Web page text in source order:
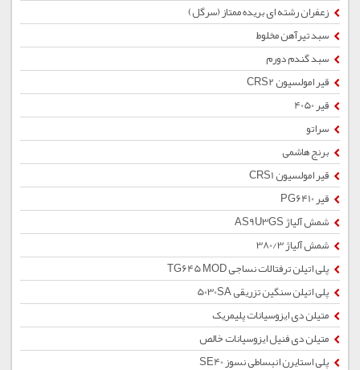
زعفران رشته ای بریده ممتاز (سرگل)
سبد تیرآهن مخلوط
سبد گندم دورم
قیر امولسیون CRS2
قیر 4050
سراتو
برنج هاشمی
قیر امولسیون CRS1
قیر PG6410
شمش آلیاژ AS9U3GS
شمش آلیاژ 380/3
پلی اتیلن ترفتالات نساجی TG645 MOD
پلی اتیلن سنگین تزریقی 5030SA
متیلن دی ایزوسیانات پلیمریک
متیلن دی فنیل ایزوسیانات خالص
پلی استایرن انبساطی نسوز SE40